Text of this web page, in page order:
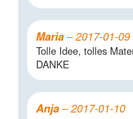
Maria– 2017-01-09
Tolle Idee, tolles
DANKE
Anja– 2017-01-10